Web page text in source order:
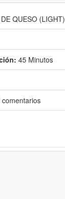
QUESO (LIGHT)
45 Minutos
comentarios